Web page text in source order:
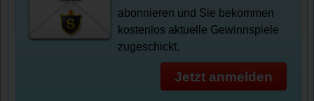
abonnieren und Sie bekommen
kostenlos aktuelle Gewinnspiele
zugeschickt.
Jetzt anmelden